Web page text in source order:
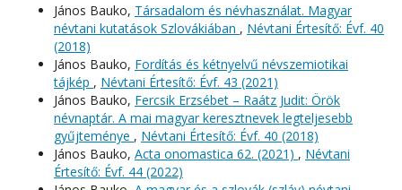
János Bauko, Társadalom és névhasználat. Magyar
névtani kutatások Szlovákiában , Névtani Értesítő: Évf. 40
(2018)
János Bauko, Fordítás és kétnyelvű névszemiotikai
tájkép , Névtani Értesítő: Évf. 43 (2021)
János Bauko, Fercsik Erzsébet – Raátz Judit: Örök
névnaptár. A mai magyar keresztnevek legteljesebb
gyűjteménye , Névtani Értesítő: Évf. 40 (2018)
János Bauko, Acta onomastica 62. (2021) , Névtani
Értesítő: Évf. 44 (2022)